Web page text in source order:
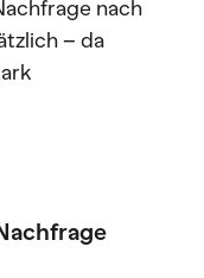
nach
– da